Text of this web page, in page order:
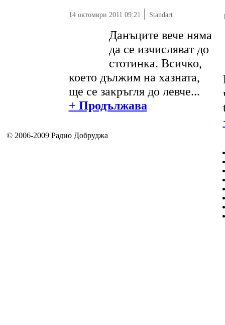
14 октомври 2011 09:21 | Standart
Данъците вече няма
да се изчисляват до
стотинка. Всичко,
което дължим на хазната,
ще се закръгля до левче...
+ Продължава
© 2006-2009 Радио Добруджа